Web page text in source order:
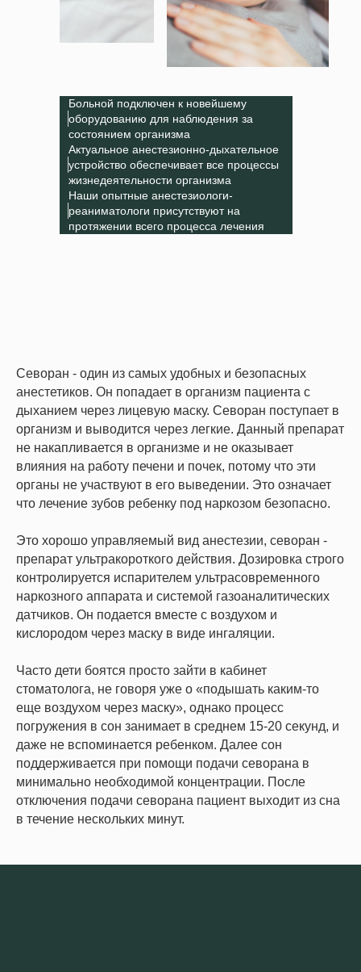
Больной подключен к новейшему
оборудованию для наблюдения за
состоянием организма
Актуальное анестезионно-дыхательное
устройство обеспечивает все процессы
жизнедеятельности организма
Наши опытные анестезиологи-
реаниматологи присутствуют на
протяжении всего процесса лечения
Севоран - один из самых удобных и безопасных
анестетиков. Он попадает в организм пациента с
дыханием через лицевую маску. Севоран поступает в
организм и выводится через легкие. Данный препарат
не накапливается в организме и не оказывает
влияния на работу печени и почек, потому что эти
органы не участвуют в его выведении. Это означает
что лечение зубов ребенку под наркозом безопасно.
Это хорошо управляемый вид анестезии, севоран -
препарат ультракороткого действия. Дозировка строго
контролируется испарителем ультрасовременного
наркозного аппарата и системой газоаналитических
датчиков. Он подается вместе с воздухом и
кислородом через маску в виде ингаляции.
Часто дети боятся просто зайти в кабинет
стоматолога, не говоря уже о «подышать каким-то
еще воздухом через маску», однако процесс
погружения в сон занимает в среднем 15-20 секунд, и
даже не вспоминается ребенком. Далее сон
поддерживается при помощи подачи севорана в
минимально необходимой концентрации. После
отключения подачи севорана пациент выходит из сна
в течение нескольких минут.